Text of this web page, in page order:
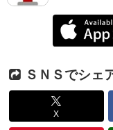
ＳＮＳでシェ
X